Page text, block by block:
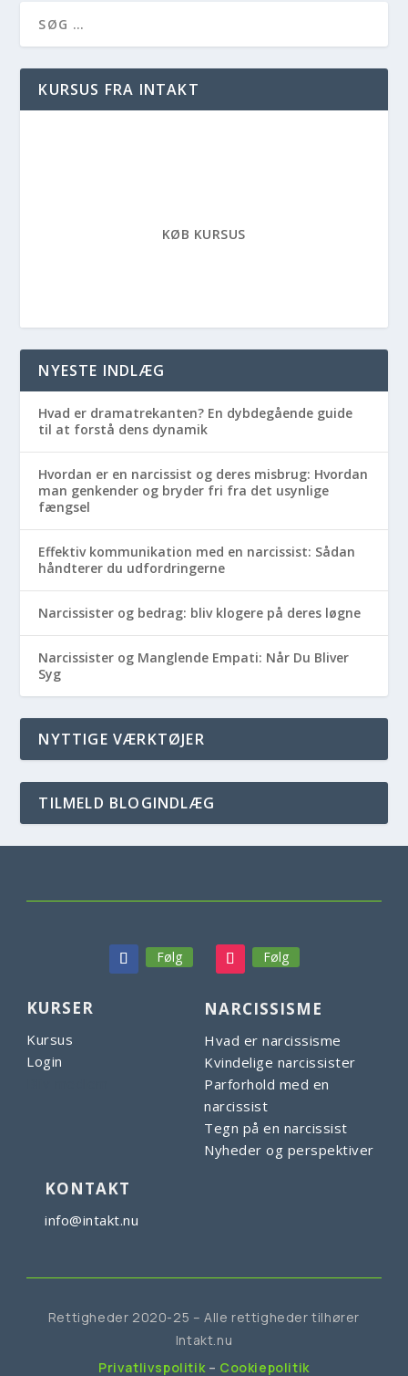
KURSUS FRA INTAKT
KØB KURSUS
NYESTE INDLÆG
Hvad er dramatrekanten? En dybdegående guide
til at forstå dens dynamik
Hvordan er en narcissist og deres misbrug: Hvordan
man genkender og bryder fri fra det usynlige
fængsel
Effektiv kommunikation med en narcissist: Sådan
håndterer du udfordringerne
Narcissister og bedrag: bliv klogere på deres løgne
Narcissister og Manglende Empati: Når Du Bliver
Syg
NYTTIGE VÆRKTØJER
TILMELD BLOGINDLÆG
Følg Følg
KURSER
Kursus
Login
NARCISSISME
Hvad er narcissisme
Kvindelige narcissister
Parforhold med en
narcissist
Tegn på en narcissist
Nyheder og perspektiver
KONTAKT
info@intakt.nu
Rettigheder 2020-25 – Alle rettigheder tilhører
Intakt.nu
Privatlivspolitik – Cookiepolitik